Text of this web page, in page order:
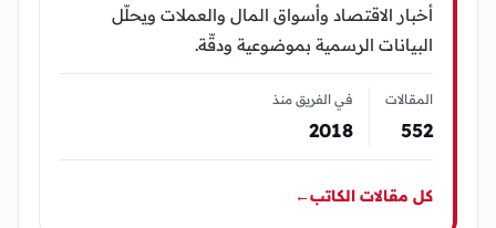
أخبار الاقتصاد وأسواق المال والعملات ويحلّل
البيانات الرسمية بموضوعية ودقّة.
المقالات
552
في الفريق منذ
2018
كل مقالات الكاتب←